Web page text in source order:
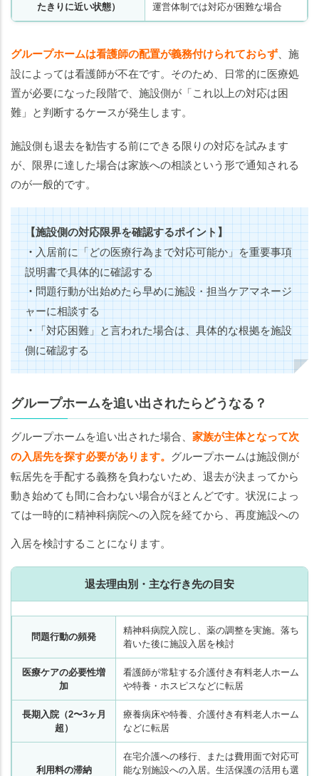
たきりに近い状態）
運営体制では対応が困難な場合
グループホームは看護師の配置が義務付けられておらず 、施
設によっては看護師が不在です。そのため、日常的に医療処
置が必要になった段階で、施設側が「これ以上の対応は困
難」と判断するケースが発生します。
施設側も退去を勧告する前にできる限りの対応を試みます
が、限界に達した場合は家族への相談という形で通知される
のが一般的です。
【施設側の対応限界を確認するポイント】
・入居前に「どの医療行為まで対応可能か」を重要事項
説明書で具体的に確認する
・問題行動が出始めたら早めに施設・担当ケアマネージ
ャーに相談する
・「対応困難」と言われた場合は、具体的な根拠を施設
側に確認する
グループホームを追い出されたらどうなる？
グループホームを追い出された場合、 家族が主体となって次
の入居先を探す必要があります。 グループホームは施設側が
転居先を手配する義務を負わないため、退去が決まってから
動き始めても間に合わない場合がほとんどです。状況によっ
ては一時的に精神科病院への入院を経てから、再度施設への
入居を検討することになります。
退去理由別・主な行き先の目安
問題行動の頻発
精神科病院入院し、薬の調整を実施。落ち
着いた後に施設入居を検討
医療ケアの必要性増
加
看護師が常駐する介護付き有料老人ホーム
や特養・ホスピスなどに転居
長期入院（2〜3ヶ月
超）
療養病床や特養、介護付き有料老人ホーム
などに転居
利用料の滞納
在宅介護への移行、または費用面で対応可
能な別施設への入居。生活保護の活用も選